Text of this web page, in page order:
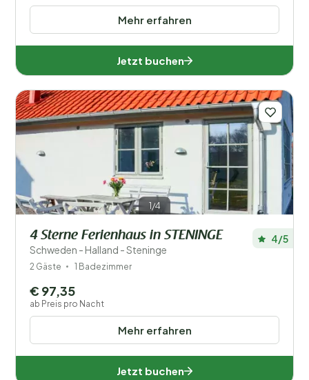
Mehr erfahren
Jetzt buchen
1/4
4 Sterne Ferienhaus in STENINGE
Schweden - Halland - Steninge
4/5
2 Gäste 1 Badezimmer
Mehr erfahren
€ 97,35
ab Preis pro Nacht
Jetzt buchen